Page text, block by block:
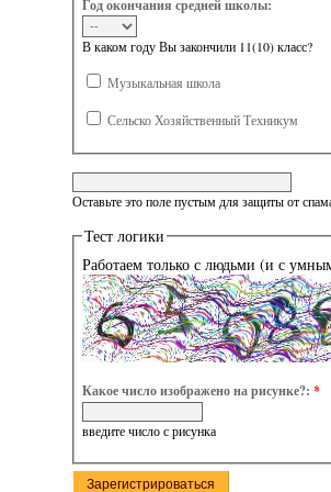
Год окончания средней школы:
В каком году Вы закончили 11(10) класс?
Музыкальная школа
Сельско Хозяйственный Техникум
Оставьте это поле пустым для защиты от
Тест логики
Работаем только с людьми (и с
Какое число изображено на рисунке?: *
введите число с рисунка